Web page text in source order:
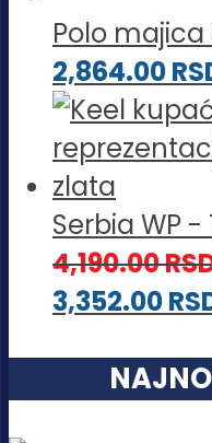
Polo majica
2,864.00
Serbia WP -
4,190.00
3,352.00